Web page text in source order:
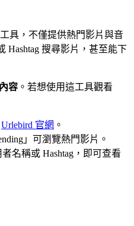
具，不僅提供熱門影片與音
Hashtag 搜尋影片，甚至能下
容 。若想使用這工具觀看
Urlebird 官網 。
」可瀏覽熱門影片。
名稱或 Hashtag，即可查看